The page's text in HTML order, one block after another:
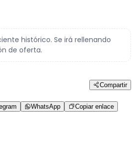
histórico. Se irá rellenando
de oferta.
Compartir
WhatsApp Copiar enlace